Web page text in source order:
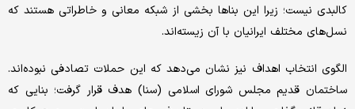
کالبدی نیست؛ زیرا این بناها بخشی از شبکه معانی و خاطراتی هستند که
نسل‌های مختلف ایرانیان با آن زیسته‌اند.
الگوی انتخاب اهداف نیز نشان می‌دهد که این حملات تصادفی نبوده‌اند.
ساختمان قدیم مجلس شورای اسلامی (سنا) هدف قرار گرفت؛ بنایی که